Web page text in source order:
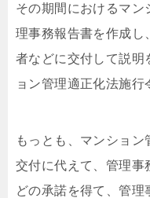
その期間におけるマン
理事務報告書を作成し
者などに交付して説明
ョン管理適正化法施行
もっとも、マンショ
交付に代えて、管理事
どの承諾を得て、管理